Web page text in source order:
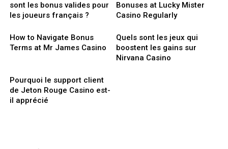
sont les bonus valides pour
les joueurs français ?
Bonuses at Lucky Mister
Casino Regularly
How to Navigate Bonus
Terms at Mr James Casino
Quels sont les jeux qui
boostent les gains sur
Nirvana Casino
Pourquoi le support client
de Jeton Rouge Casino est-
il apprécié